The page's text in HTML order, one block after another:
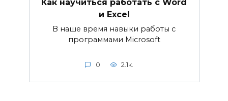
Как научиться работать с Word
и Excel
В наше время навыки работы с
программами Microsoft
0 2.1к.